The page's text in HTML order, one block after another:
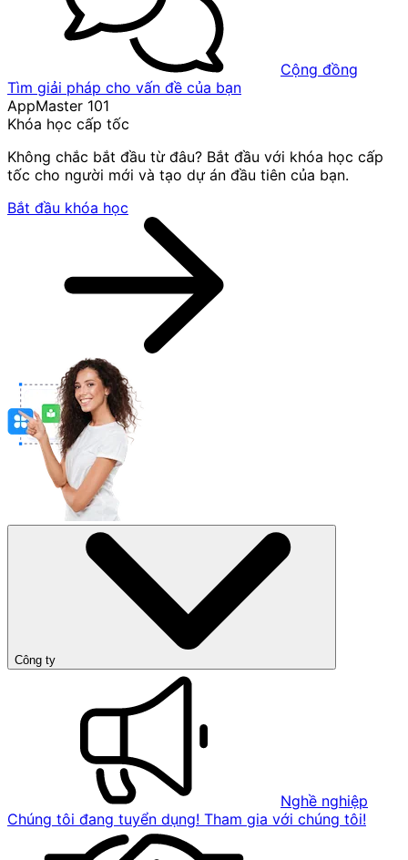
Cộng đồng
Tìm giải pháp cho vấn đề của bạn
AppMaster 101
Khóa học cấp tốc
Không chắc bắt đầu từ đâu? Bắt đầu với khóa học cấp
tốc cho người mới và tạo dự án đầu tiên của bạn.
Bắt đầu khóa học
Công ty
Nghề nghiệp
Chúng tôi đang tuyển dụng! Tham gia với chúng tôi!